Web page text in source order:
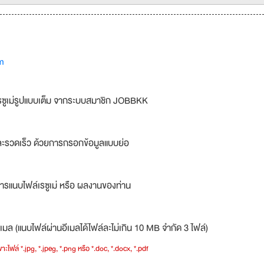
เม่รูปแบบเต็ม จากระบบสมาชิก JOBBKK
รวดเร็ว ด้วยการกรอกข้อมูลแบบย่อ
แนบไฟล์เรซูเม่ หรือ ผลงานของท่าน
ล (แนบไฟล์ผ่านอีเมลได้ไฟล์ละไม่เกิน 10 MB จำกัด 3 ไฟล์)
ะไฟล์ *.jpg, *.jpeg, *.png หรือ *.doc, *.docx, *.pdf